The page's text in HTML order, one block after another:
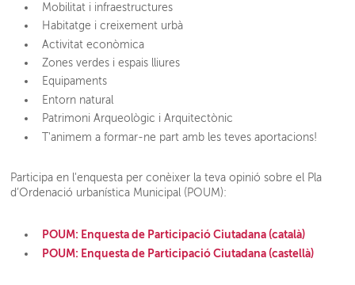
Mobilitat i infraestructures
Habitatge i creixement urbà
Activitat econòmica
Zones verdes i espais lliures
Equipaments
Entorn natural
Patrimoni Arqueològic i Arquitectònic
T'animem a formar-ne part amb les teves aportacions!
Participa en l'enquesta per conèixer la teva opinió sobre el Pla
d’Ordenació urbanística Municipal (POUM):
POUM: Enquesta de Participació Ciutadana (català)
POUM: Enquesta de Participació Ciutadana (castellà)